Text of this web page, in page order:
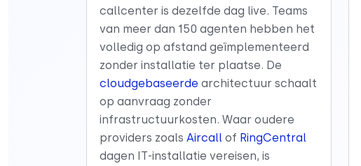
callcenter is dezelfde dag live. Teams
van meer dan 150 agenten hebben het
volledig op afstand geïmplementeerd
zonder installatie ter plaatse. De
cloudgebaseerde architectuur schaalt
op aanvraag zonder
infrastructuurkosten. Waar oudere
providers zoals Aircall of RingCentral
dagen IT-installatie vereisen, is